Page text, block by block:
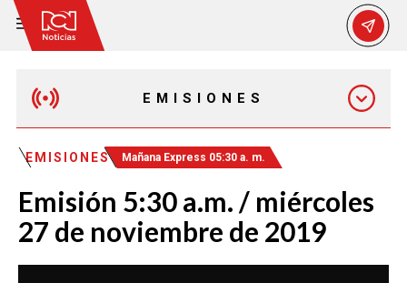
EMISIONES
EMISIÓN 12:30 PM
EMISIÓN 7:00 PM
EMISIONES Mañana Express 05:30 a. m.
Emisión 5:30 a.m. / miércoles
27 de noviembre de 2019